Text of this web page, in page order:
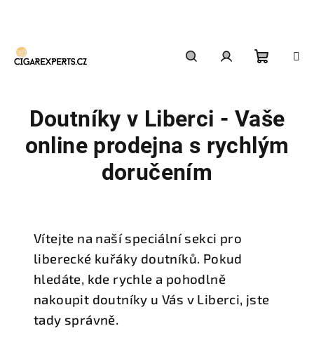
košík
Doutníky v Liberci - Vaše
online prodejna s rychlým
doručením
Vítejte na naší speciální sekci pro
liberecké kuřáky doutníků. Pokud
hledáte, kde rychle a pohodlně
nakoupit doutníky u Vás v Liberci, jste
tady správně.